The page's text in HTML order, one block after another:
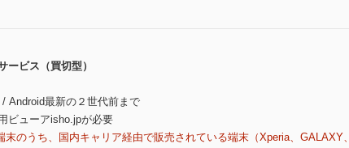
ービス（買切型）
Android最新の２世代前まで
ビューアisho.jpが必要
のうち、国内キャリア経由で販売されている端末（Xperia、GALAXY、